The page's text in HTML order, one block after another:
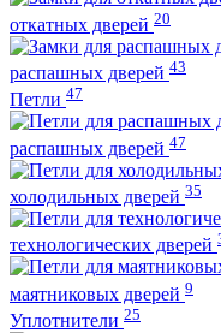
откатных дверей 20
распашных дверей 43
Петли 47
распашных дверей 47
холодильных дверей 35
технологических дверей
маятниковых дверей 9
Уплотнители 25